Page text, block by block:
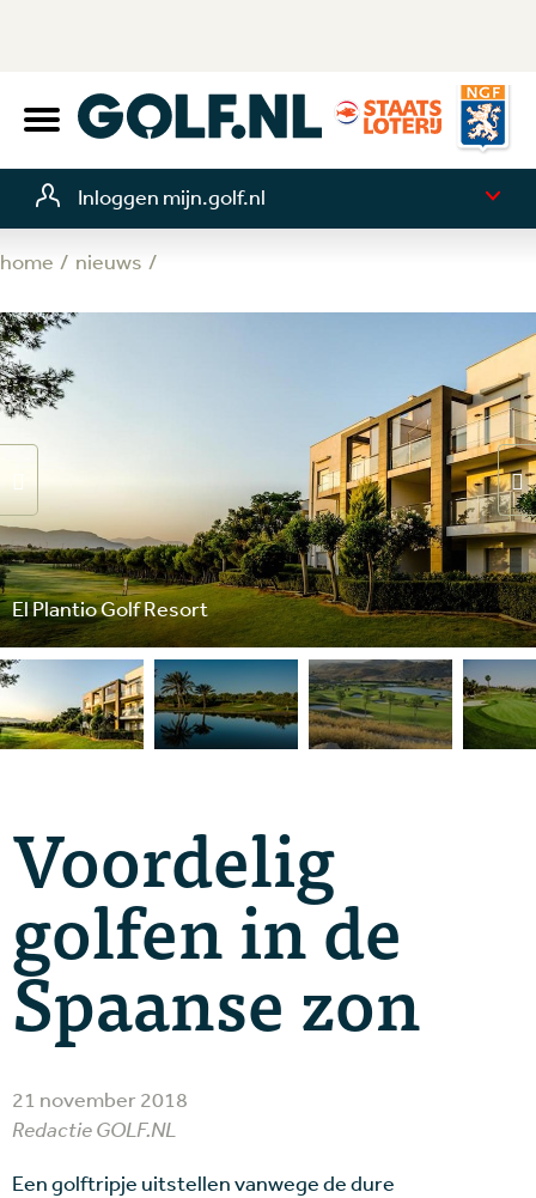
Inloggen mijn.golf.nl
home nieuws
El Plantio Golf Resort
Voordelig
golfen in de
Spaanse zon
21 november 2018
Redactie GOLF.NL
Een golftripje uitstellen vanwege de dure